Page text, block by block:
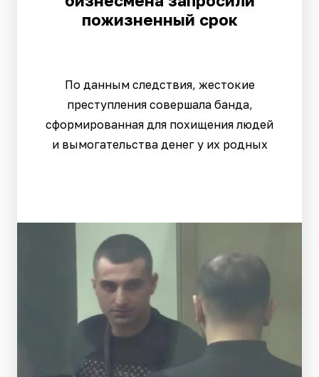
пожизненный срок
По данным следствия, жестокие
преступления совершала банда,
сформированная для похищения людей
и вымогательства денег у их родных